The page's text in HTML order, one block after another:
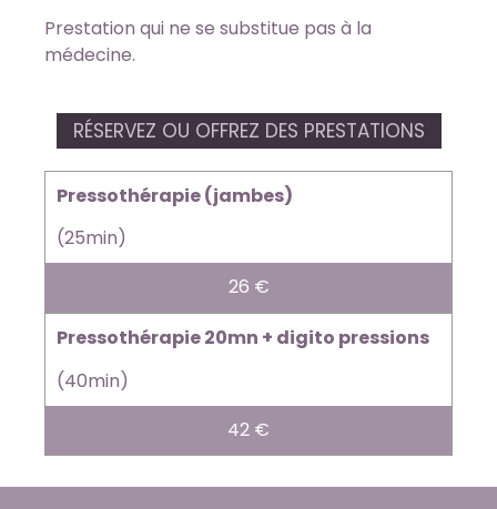
Prestation qui ne se substitue pas à la
médecine.
RÉSERVEZ OU OFFREZ DES PRESTATIONS
Pressothérapie (jambes)
(25min)
26 €
Pressothérapie 20mn + digito pressions
(40min)
42 €